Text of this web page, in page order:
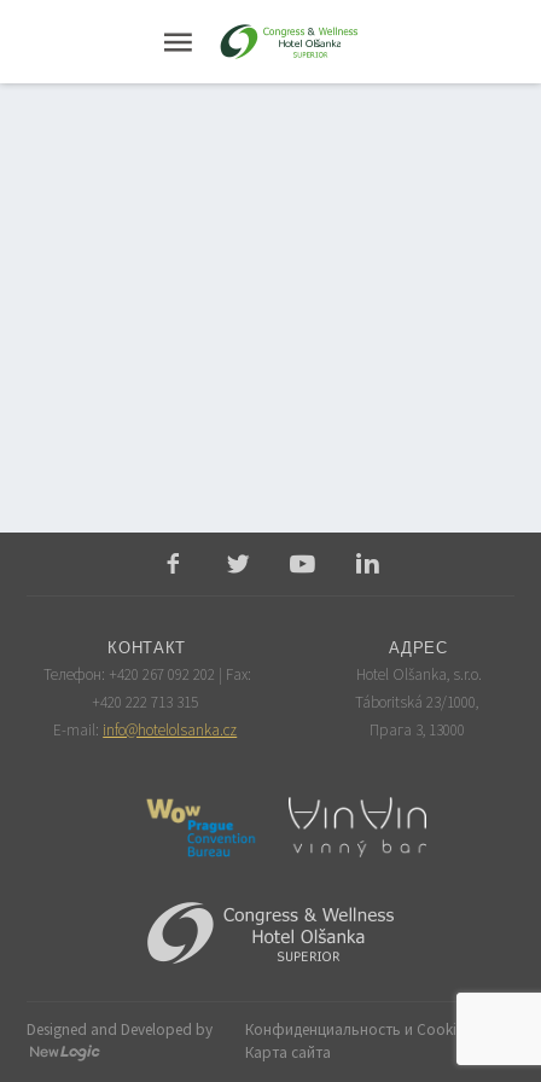
КОНТАКТ
Телефон: +420 267 092 202 | Fax:
+420 222 713 315
E-mail: info@hotelolsanka.cz
АДРЕС
Hotel Olšanka, s.r.o.
Táboritská 23/1000,
Прага 3, 13000
Designed and Developed by Конфиденциальность и Cookies
Карта сайта